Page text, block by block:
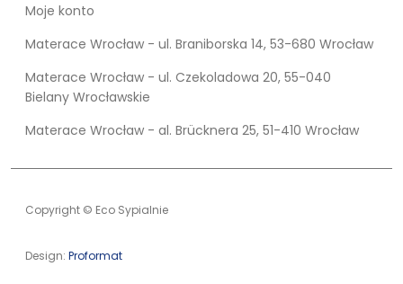
Moje konto
Materace Wrocław - ul. Braniborska 14, 53-680 Wrocław
Materace Wrocław - ul. Czekoladowa 20, 55-040
Bielany Wrocławskie
Materace Wrocław - al. Brücknera 25, 51-410 Wrocław
Copyright © Eco Sypialnie
Design: Proformat